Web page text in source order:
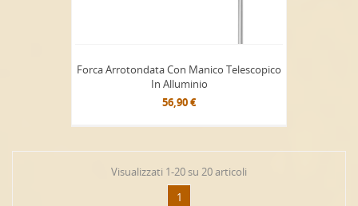
Forca Arrotondata Con Manico Telescopico
In Alluminio
56,90 €
Visualizzati 1-20 su 20 articoli
1